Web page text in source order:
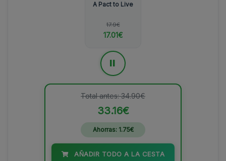
A Pact to Live
17.9€
17.01€
Total antes: 34.90€
33.16€
Ahorras: 1.75€
AÑADIR TODO A LA CESTA